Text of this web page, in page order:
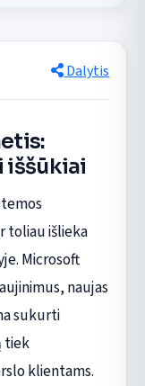
Dalytis
iššūkiai
toliau išlieka
Microsoft
naujas
sukurti
tiek
klientams.